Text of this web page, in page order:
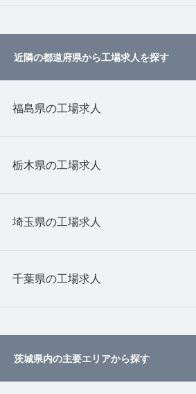
近隣の都道府県から工場求人を探す
福島県の工場求人
栃木県の工場求人
埼玉県の工場求人
千葉県の工場求人
茨城県内の主要エリアから探す